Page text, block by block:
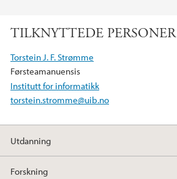
i
b
o
o
TILKNYTTEDE PERSONER
Torstein J. F. Strømme
Førsteamanuensis
Institutt for informatikk
torstein.stromme@uib.no
Utdanning
Forskning